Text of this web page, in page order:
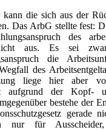
die sich aus der
Das ArbG stellte fest:
des
nicht aus. Es sei
die
des
liege hier aber
aufgrund der Kopf-
bestehe der
gerade
nur für